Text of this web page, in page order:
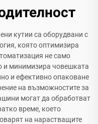
кутии са оборудвани с
която оптимизира
не само
и минимизира човешката
и ефективно опаковане
на възможностите за
могат да обработват
време, което
на нарастващите